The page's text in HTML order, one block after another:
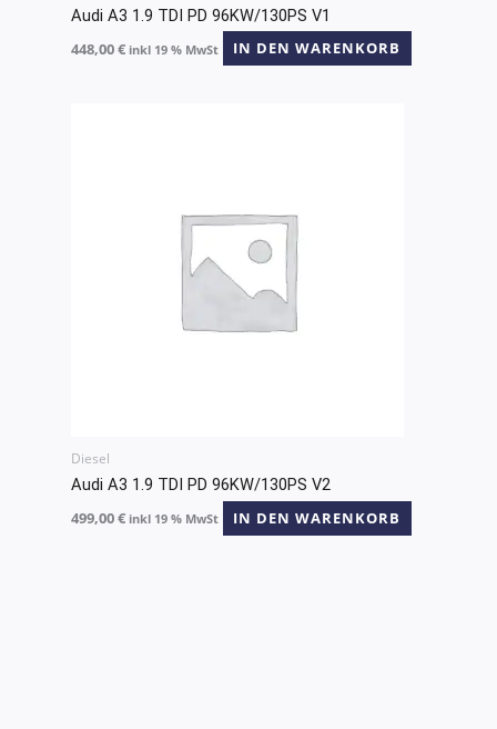
Audi A3 1.9 TDI PD 96KW/130PS V1
448,00€ inkl 19 % MwSt IN DEN WARENKORB
Diesel
Audi A3 1.9 TDI PD 96KW/130PS V2
499,00€ inkl 19 % MwSt IN DEN WARENKORB